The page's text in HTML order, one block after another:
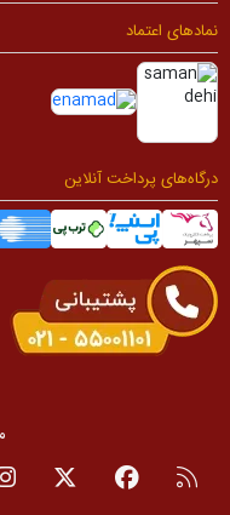
نمادهای اعتماد
درگاه‌های پرداخت آنلاین
RSS صفحه